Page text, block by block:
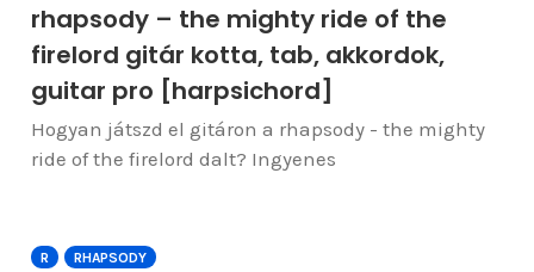
rhapsody – the mighty ride of the
firelord gitár kotta, tab, akkordok,
guitar pro [harpsichord]
Hogyan játszd el gitáron a rhapsody - the mighty
ride of the firelord dalt? Ingyenes
R RHAPSODY